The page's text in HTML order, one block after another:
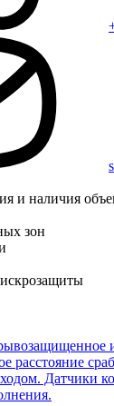
и наличия
зон
расстояние
Датчики